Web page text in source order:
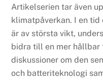
Artikelserien tar även
klimatpåverkan. I en
är av största vikt,
bidra till en mer
diskussioner om den
och batteriteknologi